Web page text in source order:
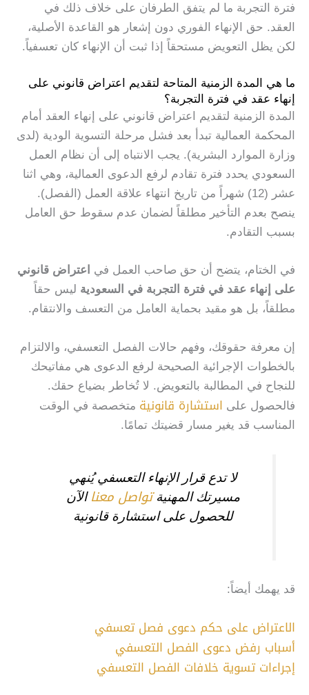
فترة التجربة ما لم يتفق الطرفان على خلاف ذلك في
العقد. حق الإنهاء الفوري دون إشعار هو القاعدة الأصلية،
لكن يظل التعويض مستحقاً إذا ثبت أن الإنهاء كان تعسفياً.
ما هي المدة الزمنية المتاحة لتقديم اعتراض قانوني على
إنهاء عقد في فترة التجربة؟
المدة الزمنية لتقديم اعتراض قانوني على إنهاء العقد أمام
المحكمة العمالية تبدأ بعد فشل مرحلة التسوية الودية (لدى
وزارة الموارد البشرية). يجب الانتباه إلى أن نظام العمل
السعودي يحدد فترة تقادم لرفع الدعوى العمالية، وهي اثنا
عشر (12) شهراً من تاريخ انتهاء علاقة العمل (الفصل).
ينصح بعدم التأخير مطلقاً لضمان عدم سقوط حق العامل
بسبب التقادم.
في الختام، يتضح أن حق صاحب العمل في
اعتراض قانوني
على إنهاء عقد في فترة التجربة في السعودية ليس حقاً
مطلقاً، بل هو مقيد بحماية العامل من التعسف والانتقام.
إن معرفة حقوقك، وفهم حالات الفصل التعسفي، والالتزام
بالخطوات الإجرائية الصحيحة لرفع الدعوى هي مفاتيحك
للنجاح في المطالبة بالتعويض. لا تُخاطر بضياع حقك.
فالحصول على استشارة قانونية متخصصة في الوقت
المناسب قد يغير مسار قضيتك تمامًا.
لا تدع قرار الإنهاء التعسفي يُنهي
مسيرتك المهنيةتواصل معنا الآن
للحصول على استشارة قانونية
قد يهمك أيضاً:
الاعتراض على حكم دعوى فصل تعسفي
أسباب رفض دعوى الفصل التعسفي
إجراءات تسوية خلافات الفصل التعسفي